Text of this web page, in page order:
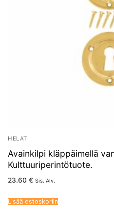
HELAT
Avainkilpi kläppäimellä
Kulttuuriperintötuote.
23.60 € Sis. Alv.
Lisää ostoskoriin